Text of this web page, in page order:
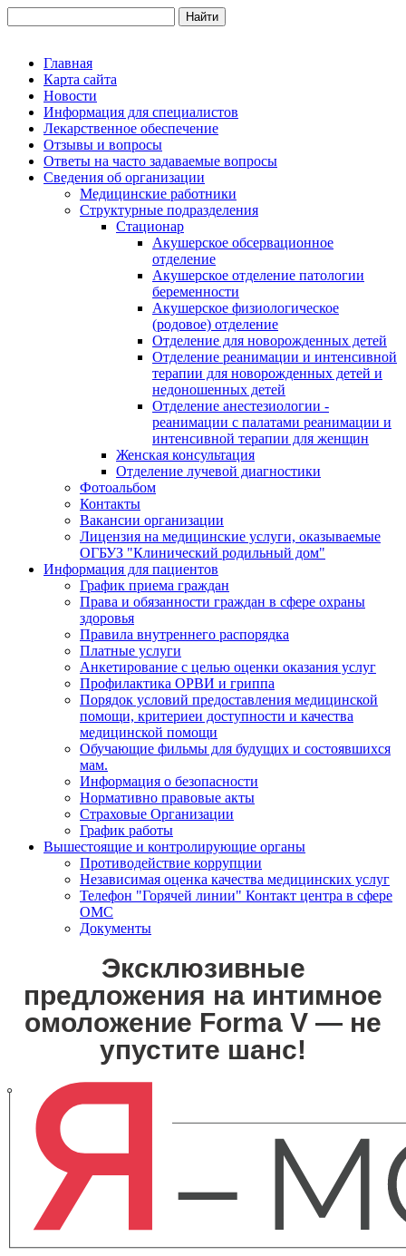
Главная
Карта сайта
Новости
Информация для специалистов
Лекарственное обеспечение
Отзывы и вопросы
Ответы на часто задаваемые вопросы
Сведения об организации
Медицинские работники
Структурные подразделения
Стационар
Акушерское обсервационное
отделение
Акушерское отделение патологии
беременности
Акушерское физиологическое
(родовое) отделение
Отделение для новорожденных детей
Отделение реанимации и интенсивной
терапии для новорожденных детей и
недоношенных детей
Отделение анестезиологии -
реанимации с палатами реанимации и
интенсивной терапии для женщин
Женская консультация
Отделение лучевой диагностики
Фотоальбом
Контакты
Вакансии организации
Лицензия на медицинские услуги, оказываемые
ОГБУЗ "Клинический родильный дом"
Информация для пациентов
График приема граждан
Права и обязанности граждан в сфере охраны
здоровья
Правила внутреннего распорядка
Платные услуги
Анкетирование с целью оценки оказания услуг
Профилактика ОРВИ и гриппа
Порядок условий предоставления медицинской
помощи, критериеи доступности и качества
медицинской помощи
Обучающие фильмы для будущих и состоявшихся
мам.
Информация о безопасности
Нормативно правовые акты
Страховые Организации
График работы
Вышестоящие и контролирующие органы
Противодействие коррупции
Независимая оценка качества медицинских услуг
Телефон "Горячей линии" Контакт центра в сфере
ОМС
Документы
Эксклюзивные
предложения на интимное
омоложение Forma V — не
упустите шанс!